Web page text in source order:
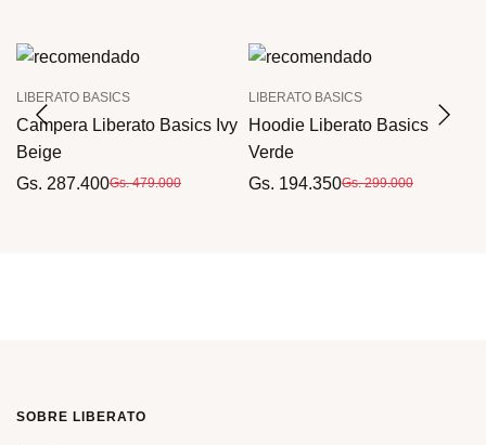
LIBERATO BASICS
Campera Liberato Basics Ivy
Beige
Gs. 287.400Gs. 479.000
LIBERATO BASICS
Hoodie Liberato Basics
Verde
Gs. 194.350Gs. 299.000
SOBRE LIBERATO